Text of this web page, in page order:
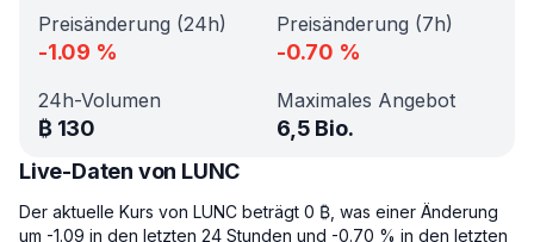
Preisänderung (24h)
-1.09 %
Preisänderung (7h)
-0.70 %
24h-Volumen
₿ 130
Maximales Angebot
6,5 Bio.
Live-Daten von LUNC
Der aktuelle Kurs von LUNC beträgt 0 ₿, was einer Änderung
um -1.09 in den letzten 24 Stunden und -0.70 % in den letzten